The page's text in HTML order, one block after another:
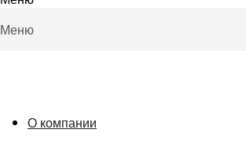
Меню
О компании